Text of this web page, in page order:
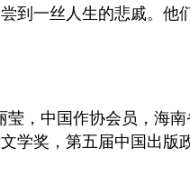
到一丝人生的悲戚。
莹，中国作协会员，海
学奖，第五届中国出版